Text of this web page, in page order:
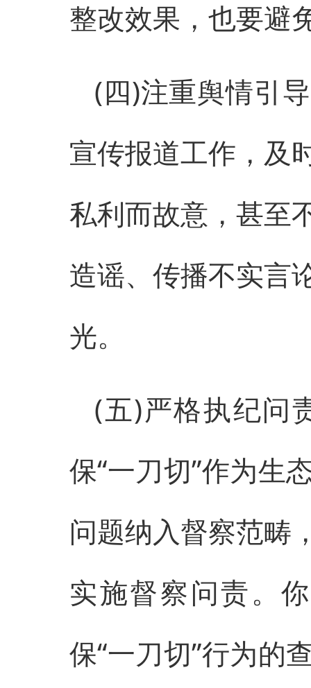
整改效果，也要避
(四)注重舆情引
宣传报道工作，及
私利而故意，甚至
造谣、传播不实言
光。
(五)严格执纪问
保“一刀切”作为生
问题纳入督察范畴
实施督察问责。
保“一刀切”行为的